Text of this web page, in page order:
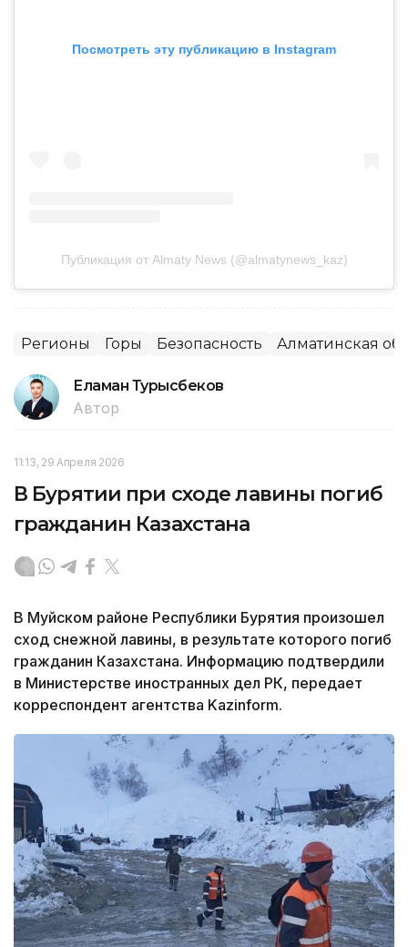
Посмотреть эту публикацию в Instagram
Публикация от Almaty News (@almatynews_kaz)
Регионы Горы Безопасность Алматинская
Еламан Турысбеков
Автор
11:13, 29 Апреля 2026
В Бурятии при сходе лавины погиб
гражданин Казахстана
В Муйском районе Республики Бурятия произошел
сход снежной лавины, в результате которого погиб
гражданин Казахстана. Информацию подтвердили
в Министерстве иностранных дел РК, передает
корреспондент агентства Kazinform.